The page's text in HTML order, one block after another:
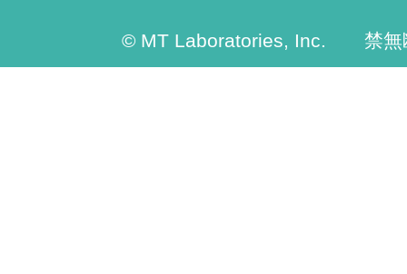
© MT Laboratories, Inc. 禁無